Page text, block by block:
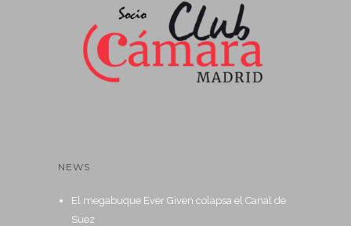
NEWS
El megabuque Ever Given colapsa el Canal de
Suez